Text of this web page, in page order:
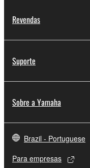
Revendas
Suporte
Sobre a Yamaha
Brazil - Portuguese
Para empresas